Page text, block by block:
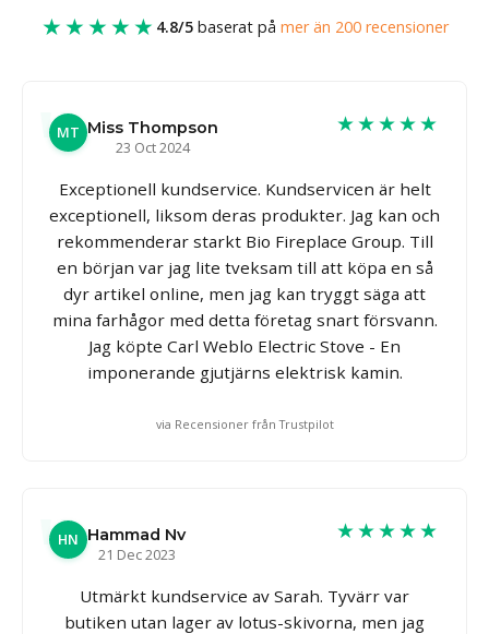
★★★★★ 4.8/5baserat på mer än 200 recensioner
MT Miss Thompson
23 Oct 2024
★★★★★
Exceptionell kundservice. Kundservicen är helt
exceptionell, liksom deras produkter. Jag kan och
rekommenderar starkt Bio Fireplace Group. Till
en början var jag lite tveksam till att köpa en så
dyr artikel online, men jag kan tryggt säga att
mina farhågor med detta företag snart försvann.
Jag köpte Carl Weblo Electric Stove - En
imponerande gjutjärns elektrisk kamin.
via Recensioner från Trustpilot
HN Hammad Nv
21 Dec 2023
★★★★★
Utmärkt kundservice av Sarah. Tyvärr var
butiken utan lager av lotus-skivorna, men jag